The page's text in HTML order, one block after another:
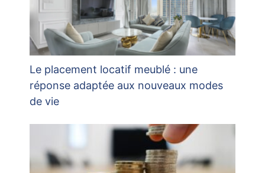
Le placement locatif meublé : une
réponse adaptée aux nouveaux modes
de vie